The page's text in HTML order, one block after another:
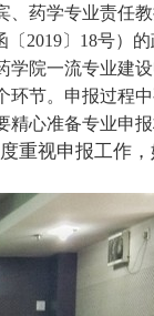
药学专业责任
〔 2019〕 18号）
院一流专业建
节。申报过程
心准备专业申
重视申报工作